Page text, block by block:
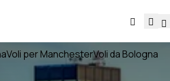
Voli per ManchesterVoli da Bologna